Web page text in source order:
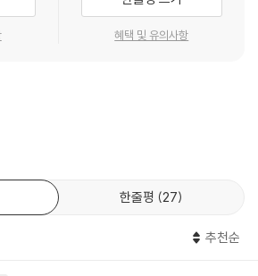
량이 증가하고 축적이 가능해졌지만, 동시에 사
등이 생겼고 질병, 독재 등 현대의 인류를 괴롭
질에 빠지는 것도 인간의 널리 알려진 특징 중
약물에 빠져드는가? 저자는 인간이 담배를 피
의 핸디캡 이론을 소개한다. 한편으로 화학물
키고 자기 과시를 넘어 자기 파괴적 행동으로
두운 일면에 우려를 표명한다.
대한 위협
달사를 돌아보며 인류에게 다가올 수 있는 암
등을 제시한다. 농업의 시작으로 인간이 한곳
혜택 및 유의사항
한줄평 27
추천순